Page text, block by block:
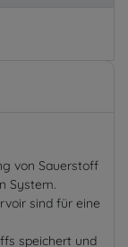
von Sauerstoff
System.
sind für eine
speichert und